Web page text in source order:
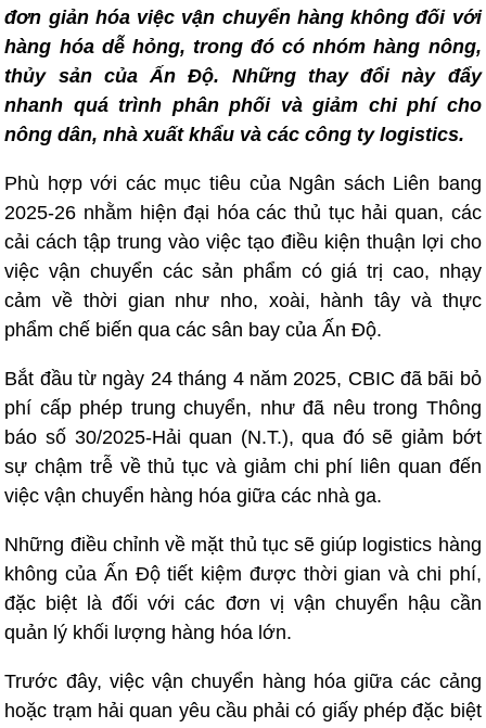
đơn giản hóa việc vận chuyển hàng không đối với
hàng hóa dễ hỏng, trong đó có nhóm hàng nông,
thủy sản của Ấn Độ. Những thay đổi này đẩy
nhanh quá trình phân phối và giảm chi phí cho
nông dân, nhà xuất khẩu và các công ty logistics.
Phù hợp với các mục tiêu của Ngân sách Liên bang
2025-26 nhằm hiện đại hóa các thủ tục hải quan, các
cải cách tập trung vào việc tạo điều kiện thuận lợi cho
việc vận chuyển các sản phẩm có giá trị cao, nhạy
cảm về thời gian như nho, xoài, hành tây và thực
phẩm chế biến qua các sân bay của Ấn Độ.
Bắt đầu từ ngày 24 tháng 4 năm 2025, CBIC đã bãi bỏ
phí cấp phép trung chuyển, như đã nêu trong Thông
báo số 30/2025-Hải quan (N.T.), qua đó ​​sẽ giảm bớt
sự chậm trễ về thủ tục và giảm chi phí liên quan đến
việc vận chuyển hàng hóa giữa các nhà ga.
Những điều chỉnh về mặt thủ tục sẽ giúp logistics hàng
không của Ấn Độ tiết kiệm được thời gian và chi phí,
đặc biệt là đối với các đơn vị vận chuyển hậu cần
quản lý khối lượng hàng hóa lớn.
Trước đây, việc vận chuyển hàng hóa giữa các cảng
hoặc trạm hải quan yêu cầu phải có giấy phép đặc biệt